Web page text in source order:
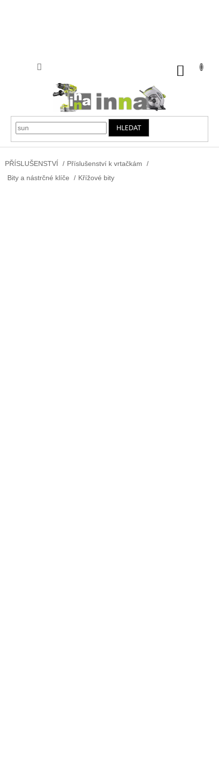
HLEDAT
PŘÍSLUŠENSTVÍ / Příslušenství k vrtačkám
/
Bity a nástrčné klíče
/ Křížové bity